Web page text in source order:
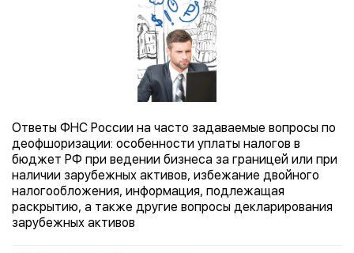
Ответы ФНС России на часто задаваемые вопросы по
деофшоризации: особенности уплаты налогов в
бюджет РФ при ведении бизнеса за границей или при
наличии зарубежных активов, избежание двойного
налогообложения, информация, подлежащая
раскрытию, а также другие вопросы декларирования
зарубежных активов